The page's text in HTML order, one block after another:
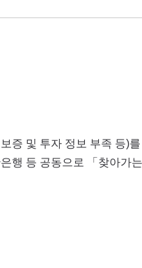
증 및 투자 정보 부족 등)
행 등 공동으로 「찾아가는